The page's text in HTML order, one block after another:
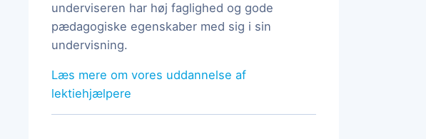
underviseren har høj faglighed og gode
pædagogiske egenskaber med sig i sin
undervisning.
Læs mere om vores uddannelse af
lektiehjælpere